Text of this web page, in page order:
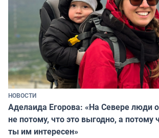
НОВОСТИ
Аделаида Егорова: «На Севере люди
не потому, что это выгодно, а потому
ты им интересен»